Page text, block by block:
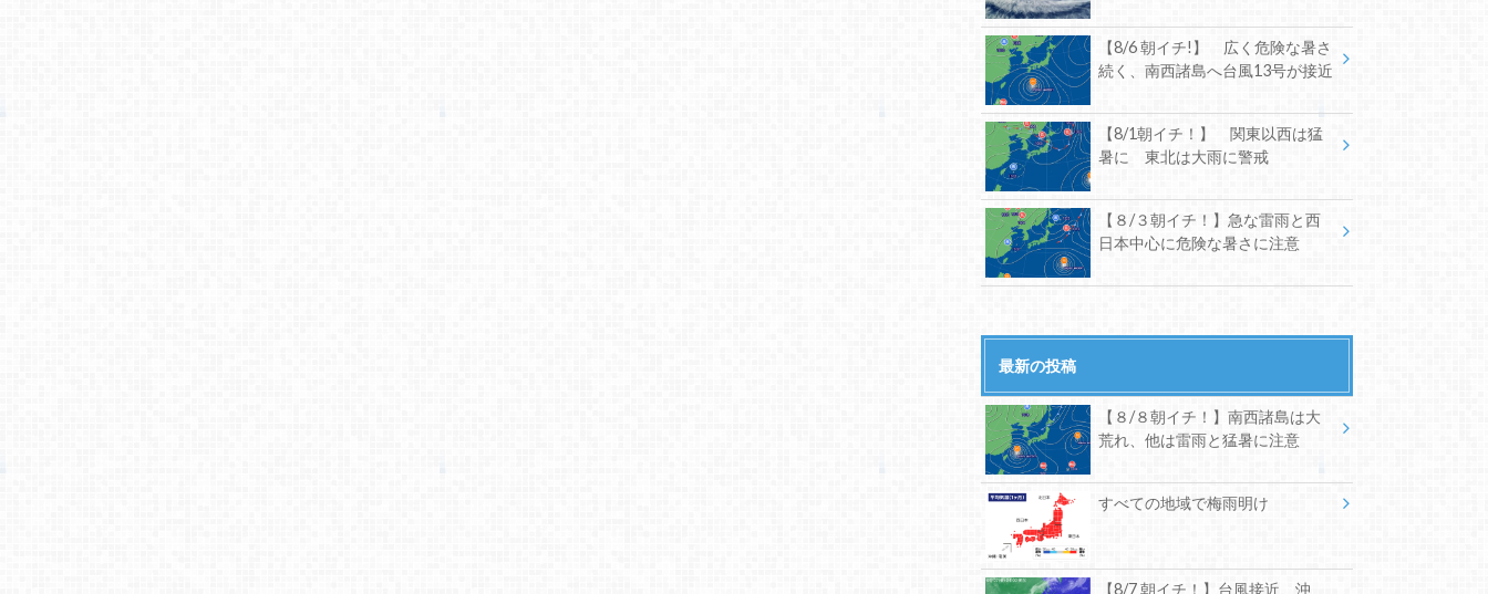
【8/6 朝イチ!】 広く危険な暑さ
続く、南西諸島へ台風13号が接近
【8/1朝イチ！】 関東以西は猛
暑に 東北は大雨に警戒
【８/３朝イチ！】急な雷雨と西
日本中心に危険な暑さに注意
最新の投稿
【８/８朝イチ！】南西諸島は大
荒れ、他は雷雨と猛暑に注意
すべての地域で梅雨明け
【8/7 朝イチ！】台風接近、沖